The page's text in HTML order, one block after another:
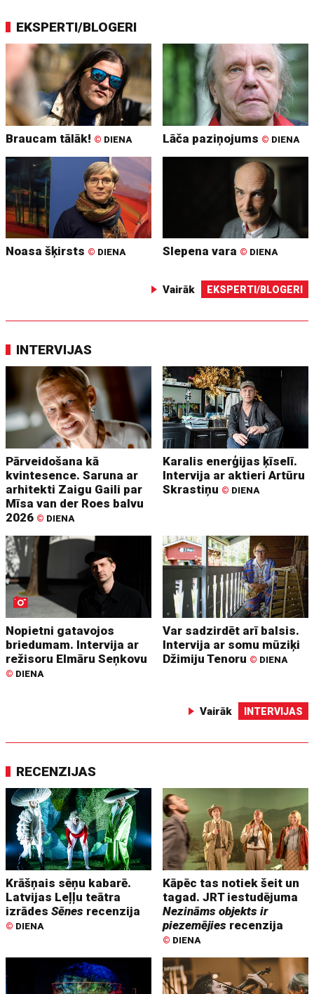
EKSPERTI/BLOGERI
Braucam tālāk! © DIENA Lāča paziņojums © DIENA
Noasa šķirsts © DIENA Slepena vara © DIENA
Vairāk EKSPERTI/BLOGERI
INTERVIJAS
Pārveidošana kā
kvintesence. Saruna ar
arhitekti Zaigu Gaili par
Mīsa van der Roes balvu
2026 © DIENA
Karalis enerģijas ķīselī.
Intervija ar aktieri Artūru
Skrastiņu © DIENA
Nopietni gatavojos
briedumam. Intervija ar
režisoru Elmāru Seņkovu
© DIENA
Var sadzirdēt arī balsis.
Intervija ar somu mūziķi
Džimiju Tenoru © DIENA
Vairāk INTERVIJAS
RECENZIJAS
Krāšņais sēņu kabarē.
Latvijas Leļļu teātra
izrādesSēnes recenzija
© DIENA
Kāpēc tas notiek šeit un
tagad. JRT iestudējuma
Nezināms objekts ir
piezemējies recenzija
© DIENA